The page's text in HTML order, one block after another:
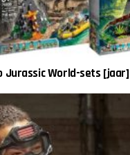
Jurassic World-sets [jaar]